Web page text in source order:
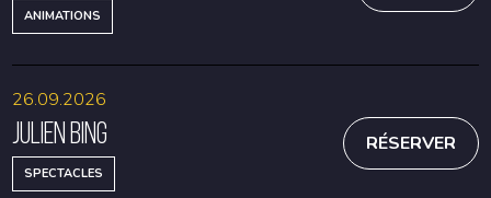
ANIMATIONS
Julien Bing
SPECTACLES
26.09.2026
RÉSERVER